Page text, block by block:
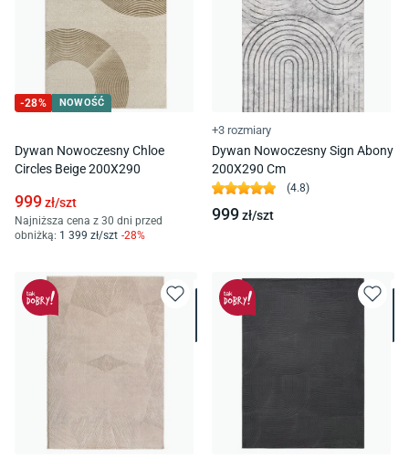
-28% NOWOŚĆ
Dywan Nowoczesny Chloe
Circles Beige 200X290
999zł/szt
Najniższa cena z 30 dni przed
obniżką: 1 399 zł/szt -28%
+3 rozmiary
Dywan Nowoczesny Sign Abony
200X290 Cm
(4.8)
999zł/szt